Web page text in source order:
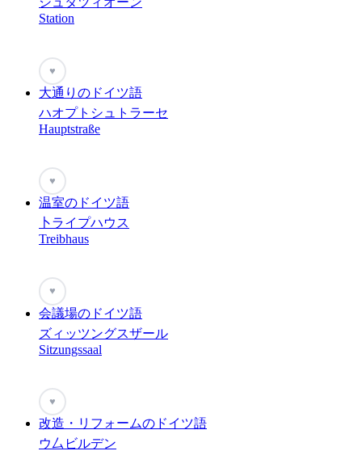
Station
♥
大通りのドイツ語
ハオプトシュトラーセ
Hauptstraße
♥
温室のドイツ語
卜ライプハウス
Treibhaus
♥
会議場のドイツ語
ズィッツングスザール
Sitzungssaal
♥
改造・リフォームのドイツ語
ウ厶ビルデン